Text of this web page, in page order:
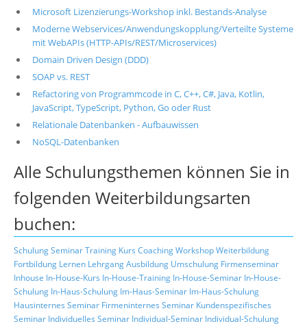
Microsoft Lizenzierungs-Workshop inkl. Bestands-Analyse
Moderne Webservices/Anwendungskopplung/Verteilte Systeme
mit WebAPIs (HTTP-APIs/REST/Microservices)
Domain Driven Design (DDD)
SOAP vs. REST
Refactoring von Programmcode in C, C++, C#, Java, Kotlin,
JavaScript, TypeScript, Python, Go oder Rust
Relationale Datenbanken - Aufbauwissen
NoSQL-Datenbanken
Alle Schulungsthemen können Sie in
folgenden Weiterbildungsarten
buchen:
SchulungSeminarTraining Kurs CoachingWorkshopWeiterbildung
Fortbildung Lernen LehrgangAusbildung Umschulung Firmenseminar
Inhouse In-House-Kurs In-House-Training In-House-Seminar In-House-
Schulung In-Haus-Schulung Im-Haus-Seminar Im-Haus-Schulung
Hausinternes Seminar Firmeninternes Seminar Kundenspezifisches
Seminar Individuelles Seminar Individual-Seminar Individual-Schulung